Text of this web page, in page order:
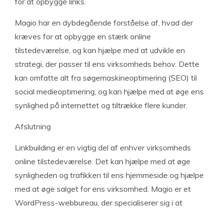
Magio har en dybdegående forståelse af, hvad der
kræves for at opbygge en stærk online
tilstedeværelse, og kan hjælpe med at udvikle en
strategi, der passer til ens virksomheds behov. Dette
kan omfatte alt fra søgemaskineoptimering (SEO) til
social medieoptimering, og kan hjælpe med at øge ens
synlighed på internettet og tiltrække flere kunder.
Afslutning
Linkbuilding er en vigtig del af enhver virksomheds
online tilstedeværelse. Det kan hjælpe med at øge
synligheden og trafikken til ens hjemmeside og hjælpe
med at øge salget for ens virksomhed. Magio er et
WordPress-webbureau, der specialiserer sig i at